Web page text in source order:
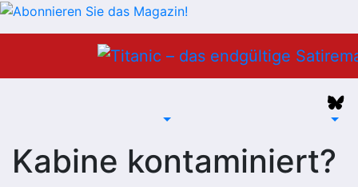
Kabine kontaminiert?